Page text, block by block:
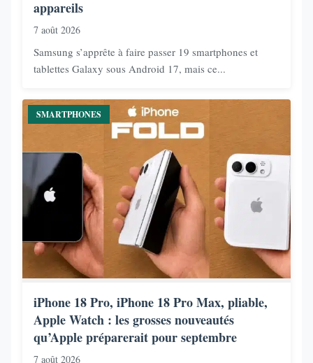
appareils
7 août 2026
Samsung s’apprête à faire passer 19 smartphones et
tablettes Galaxy sous Android 17, mais ce...
SMARTPHONES
iPhone 18 Pro, iPhone 18 Pro Max, pliable,
Apple Watch : les grosses nouveautés
qu’Apple préparerait pour septembre
7 août 2026